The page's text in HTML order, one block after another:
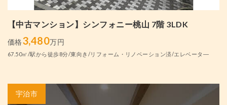
【中古マンション】シンフォニー桃山 7階 3LDK
価格3,480万円
67.50㎡/駅から徒歩8分/東向き/リフォーム・リノベーション済/エレベータ―
宇治市